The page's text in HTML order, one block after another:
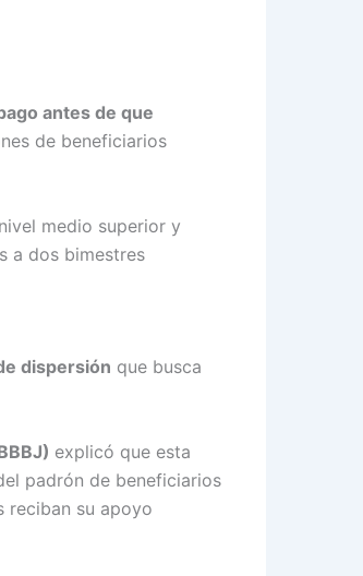
antes de que
de beneficiarios
medio superior y
a dos bimestres
dispersión que busca
explicó que esta
padrón de beneficiarios
reciban su apoyo